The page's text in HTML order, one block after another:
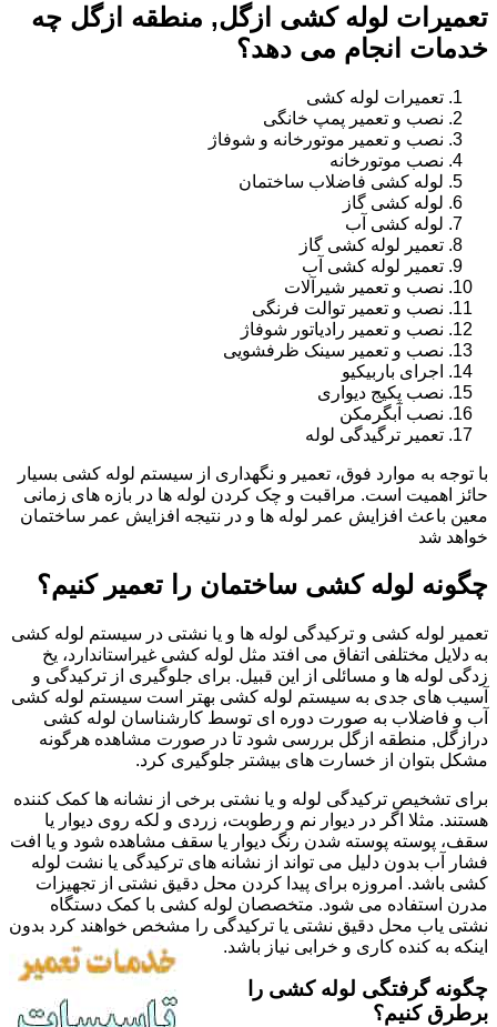
تعمیرات لوله کشی ازگل, منطقه ازگل چه
خدمات انجام می دهد؟
تعمیرات لوله کشی
نصب و تعمیر پمپ خانگی
نصب و تعمیر موتورخانه و شوفاژ
نصب موتورخانه
لوله کشی فاضلاب ساختمان
لوله کشی گاز
لوله کشی آب
تعمیر لوله کشی گاز
تعمیر لوله کشی آب
نصب و تعمیر شیرآلات
نصب و تعمیر توالت فرنگی
نصب و تعمیر رادیاتور شوفاژ
نصب و تعمیر سینک ظرفشویی
اجرای باربیکیو
نصب پکیج دیواری
نصب آبگرمکن
تعمیر ترگیدگی لوله
با توجه به موارد فوق، تعمیر و نگهداری از سیستم لوله کشی بسیار
حائز اهمیت است. مراقبت و چک کردن لوله ها در بازه های زمانی
معین باعث افزایش عمر لوله ها و در نتیجه افزایش عمر ساختمان
خواهد شد
چگونه لوله کشی ساختمان را تعمیر کنیم؟
تعمیر لوله کشی و ترکیدگی لوله ها و یا نشتی در سیستم لوله کشی
به دلایل مختلفی اتفاق می افتد مثل لوله کشی غیراستاندارد، یخ
زدگی لوله ها و مسائلی از این قبیل. برای جلوگیری از ترکیدگی و
آسیب های جدی به سیستم لوله کشی بهتر است سیستم لوله کشی
آب و فاضلاب به صورت دوره ای توسط کارشناسان لوله کشی
درازگل, منطقه ازگل بررسی شود تا در صورت مشاهده هرگونه
مشکل بتوان از خسارت های بیشتر جلوگیری کرد.
برای تشخیص ترکیدگی لوله و یا نشتی برخی از نشانه ها کمک کننده
هستند. مثلا اگر در دیوار نم و رطوبت، زردی و لکه روی دیوار یا
سقف، پوسته پوسته شدن رنگ دیوار یا سقف مشاهده شود و یا افت
فشار آب بدون دلیل می تواند از نشانه های ترکیدگی یا نشت لوله
کشی باشد. امروزه برای پیدا کردن محل دقیق نشتی از تجهیزات
مدرن استفاده می شود. متخصصان لوله کشی با کمک دستگاه
نشتی یاب محل دقیق نشتی یا ترکیدگی را مشخص خواهند کرد بدون
اینکه به کنده کاری و خرابی نیاز باشد.
چگونه گرفتگی لوله کشی را
برطرق کنیم؟